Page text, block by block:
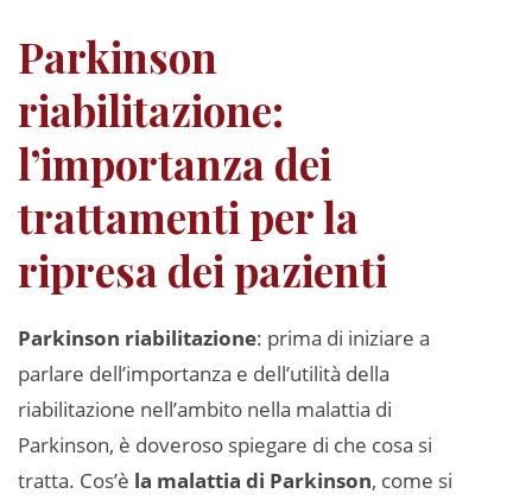
Parkinson
riabilitazione:
l’importanza dei
trattamenti per la
ripresa dei pazienti
Parkinson riabilitazione: prima di iniziare a
parlare dell’importanza e dell’utilità della
riabilitazione nell’ambito nella malattia di
Parkinson, è doveroso spiegare di che cosa si
tratta. Cos’è la malattia di Parkinson, come si